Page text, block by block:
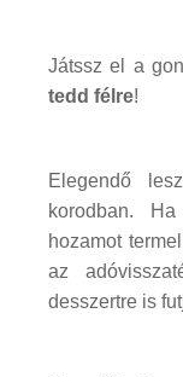
Játssz el a
tedd félre!
Elegendő
korodban.
hozamot
az
desszertre is